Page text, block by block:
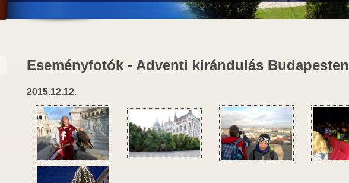
Eseményfotók - Adventi kirándulás Budapesten
2015.12.12.